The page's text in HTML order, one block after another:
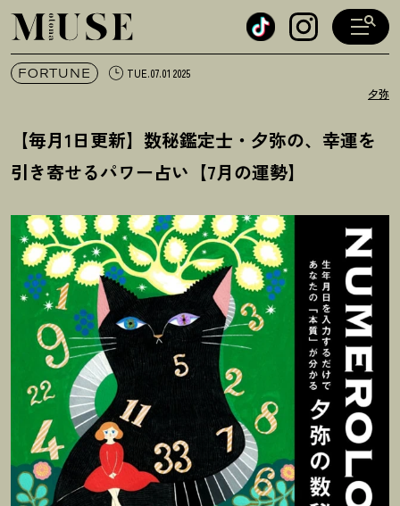
オトナミューズ ウェブ
FORTUNE TUE.07.01 2025
夕弥
【毎月1日更新】数秘鑑定士・夕弥の、幸運を
引き寄せるパワー占い【7月の運勢】